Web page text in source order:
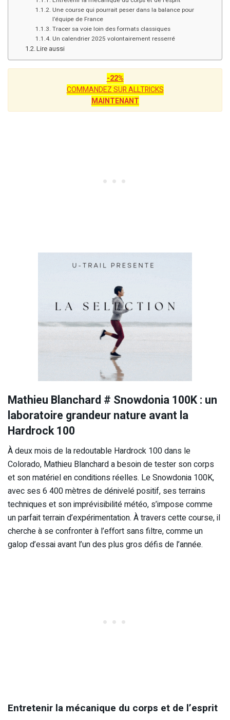
Une course qui pourrait peser dans la balance pour
l’équipe de France
Tracer sa voie loin des formats classiques
Un calendrier 2025 volontairement resserré
Lire aussi
-22%
COMMANDEZ SUR ALLTRICKS
MAINTENANT
Mathieu Blanchard # Snowdonia 100K : un
laboratoire grandeur nature avant la
Hardrock 100
À deux mois de la redoutable Hardrock 100 dans le
Colorado, Mathieu Blanchard a besoin de tester son corps
et son matériel en conditions réelles. Le Snowdonia 100K,
avec ses 6 400 mètres de dénivelé positif, ses terrains
techniques et son imprévisibilité météo, s’impose comme
un parfait terrain d’expérimentation. À travers cette course, il
cherche à se confronter à l’effort sans filtre, comme un
galop d’essai avant l’un des plus gros défis de l’année.
Entretenir la mécanique du corps et de l’esprit